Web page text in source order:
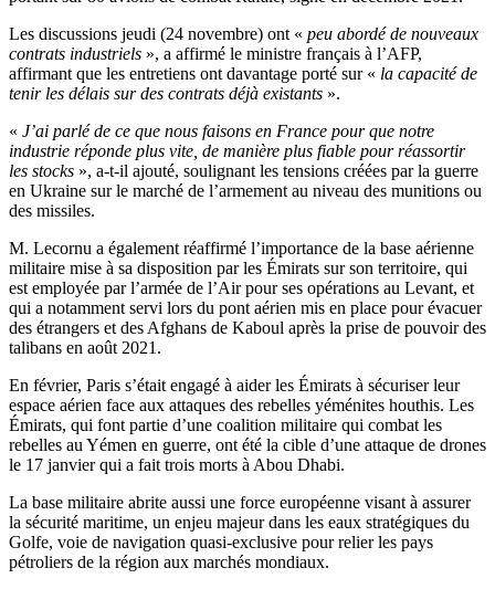
Les discussions jeudi (24 novembre) ont « peu abordé de nouveaux
contrats industriels », a affirmé le ministre français à l’AFP,
affirmant que les entretiens ont davantage porté sur « la capacité de
tenir les délais sur des contrats déjà existants ».
« J’ai parlé de ce que nous faisons en France pour que notre
industrie réponde plus vite, de manière plus fiable pour réassortir
les stocks », a-t-il ajouté, soulignant les tensions créées par la guerre
en Ukraine sur le marché de l’armement au niveau des munitions ou
des missiles.
M. Lecornu a également réaffirmé l’importance de la base aérienne
militaire mise à sa disposition par les Émirats sur son territoire, qui
est employée par l’armée de l’Air pour ses opérations au Levant, et
qui a notamment servi lors du pont aérien mis en place pour évacuer
des étrangers et des Afghans de Kaboul après la prise de pouvoir des
talibans en août 2021.
En février, Paris s’était engagé à aider les Émirats à sécuriser leur
espace aérien face aux attaques des rebelles yéménites houthis. Les
Émirats, qui font partie d’une coalition militaire qui combat les
rebelles au Yémen en guerre, ont été la cible d’une attaque de drones
le 17 janvier qui a fait trois morts à Abou Dhabi.
La base militaire abrite aussi une force européenne visant à assurer
la sécurité maritime, un enjeu majeur dans les eaux stratégiques du
Golfe, voie de navigation quasi-exclusive pour relier les pays
pétroliers de la région aux marchés mondiaux.